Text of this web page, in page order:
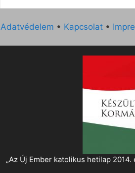
Adatvédelem • Kapcsolat •
„Az Új Ember katolikus hetilap